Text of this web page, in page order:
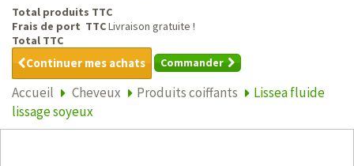
Total produits TTC
Frais de port TTCLivraison gratuite !
Total TTC
Continuer mes achats Commander
Accueil Cheveux Produits coiffants
Lissea fluide
lissage soyeux